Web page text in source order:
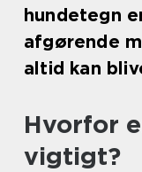
hundetegn
afgørende
altid kan
Hvorfor
vigtigt?